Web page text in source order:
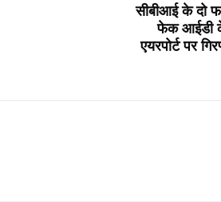
सीबीआई के दो
फेक आईडी
एयरपोर्ट पर